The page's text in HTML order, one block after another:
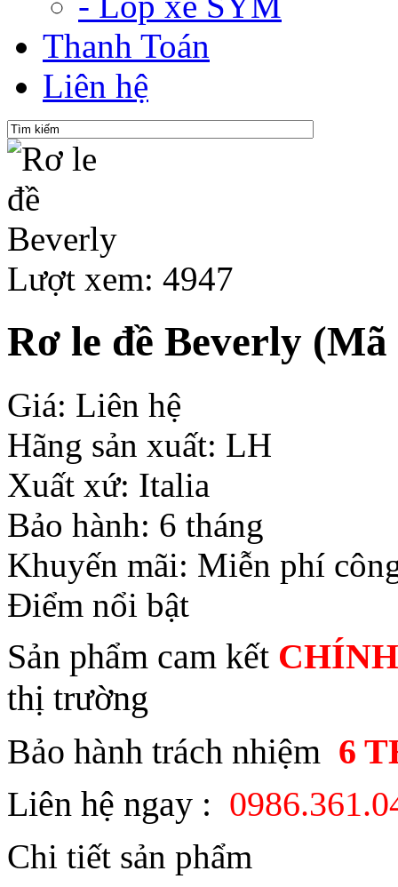
Thanh Toán
Liên hệ
Lượt xem: 4947
Rơ le đề Beverly (Mã
Giá: Liên hệ
Hãng sản xuất: LH
Xuất xứ: Italia
Bảo hành: 6 tháng
Khuyến mãi: Miễn phí
Điểm nổi bật
Sản phẩm cam kết
thị trường
Bảo hành trách nhiệm 6
Liên hệ ngay :
Chi tiết sản phẩm